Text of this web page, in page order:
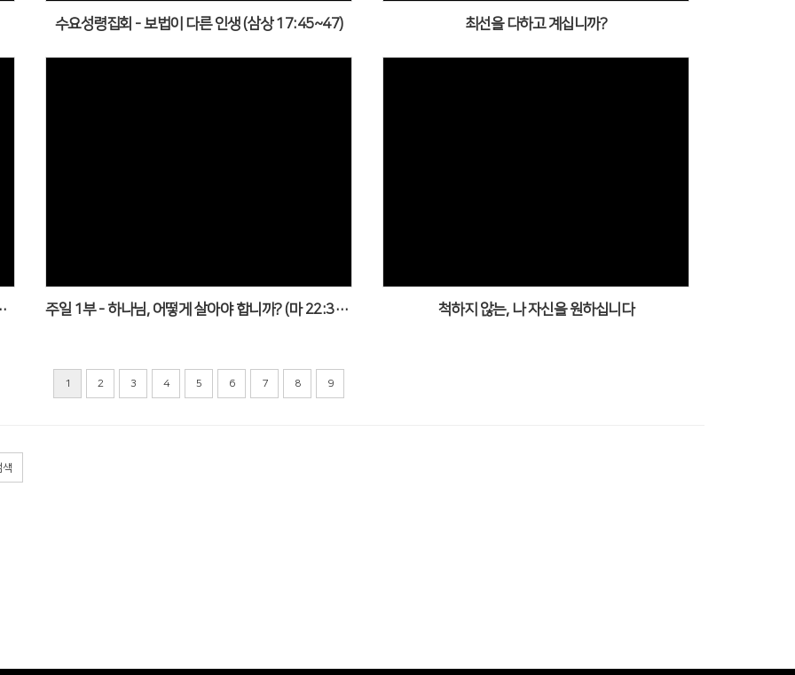
수요성령집회 - 보법이 다른 인생 (삼상 17:45~47) 최선을 다하고 계십니까?
는 이유 (창 22:1~14) 주일 1부 - 하나님, 어떻게 살아야 합니까? (마 22:35~40) 척하지 않는, 나 자신을 원하십니다
1 2 3 4 5 6 7 8 9
색